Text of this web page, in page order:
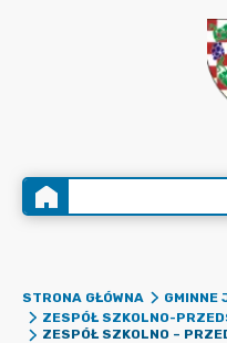
STRONA GŁÓWNA
GMINNE
ZESPÓŁ SZKOLNO-